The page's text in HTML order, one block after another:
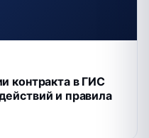
контракта в ГИС
и правила